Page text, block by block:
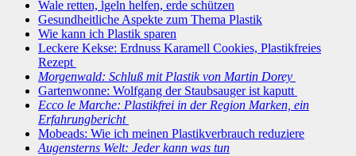
Wale retten, lgeln helfen, erde schützen
Gesundheitliche Aspekte zum Thema Plastik
Wie kann ich Plastik sparen
Leckere Kekse: Erdnuss Karamell Cookies, Plastikfreies
Rezept
Morgenwald: Schluß mit Plastik von Martin Dorey
Gartenwonne: Wolfgang der Staubsauger ist kaputt
Ecco le Marche: Plastikfrei in der Region Marken, ein
Erfahrungbericht
Mobeads: Wie ich meinen Plastikverbrauch reduziere
Augensterns Welt: Jeder kann was tun